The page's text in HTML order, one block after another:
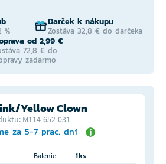
%
Darček k nákupu
Zostáva 32,8 € do darčeka
od 2,99 €
72,8 € do
zadarmo
Yellow Clown
M114-652-031
za 5-7 prac. dní
Balenie
1ks